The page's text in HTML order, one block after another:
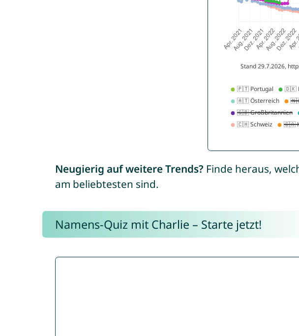
Neugierig auf weitere Trends? Finde heraus,
am beliebtesten sind.
Namens-Quiz mit Charlie – Starte jetzt!